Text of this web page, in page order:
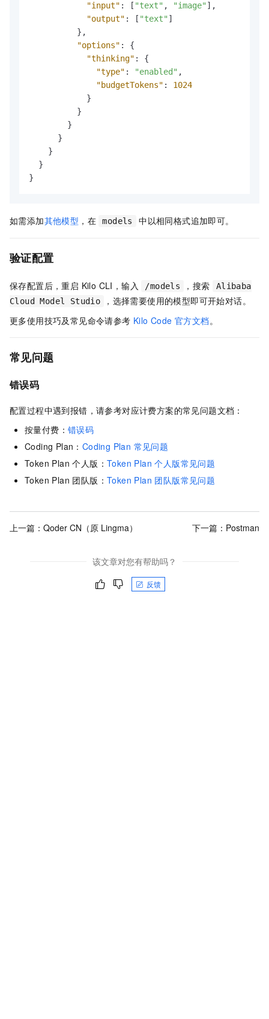
"input" : [ "text" , "image" ] ,
"output" : [ "text" ]
} ,
"options" :
{
"thinking" :
{
"type" : "enabled" ,
"budgetTokens" :
1024
}
}
}
}
}
}
}
如需添加其他模型 ，在 models 中以相同格式追加即可。
验证配置
保存配置后，重启 Kilo CLI，输入 /models ，搜索
Alibaba
Cloud Model Studio
，选择需要使用的模型即可开始对话。
更多使用技巧及常见命令请参考 Kilo Code 官方文档。
常见问题
错误码
配置过程中遇到报错，请参考对应计费方案的常见问题文档：
按量付费： 错误码
Coding Plan： Coding Plan 常见问题
Token Plan 个人版： Token Plan 个人版常见问题
Token Plan 团队版： Token Plan 团队版常见问题
上一篇： Qoder CN（原 Lingma） 下一篇： Postman
该文章对您有帮助吗？
反馈